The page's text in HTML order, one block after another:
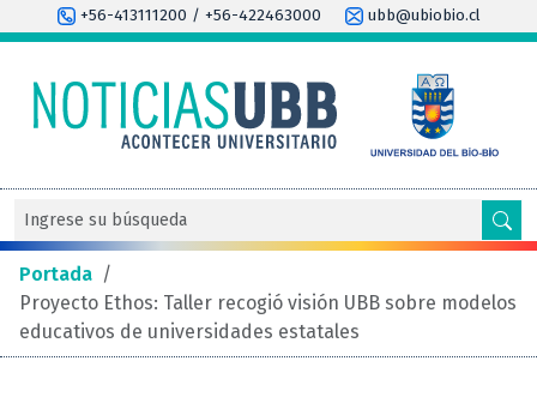
+56-413111200 / +56-422463000 ubb@ubiobio.cl
Portada /
Proyecto Ethos: Taller recogió visión UBB sobre modelos
educativos de universidades estatales